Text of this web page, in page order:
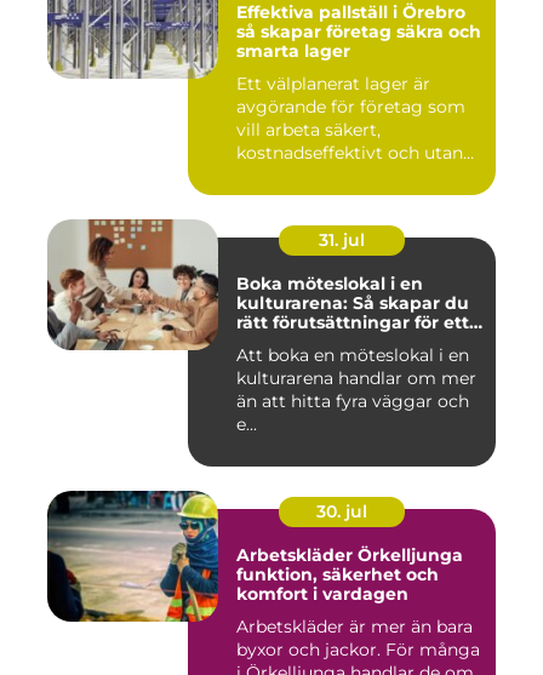
Effektiva pallställ i Örebro
så skapar företag säkra och
smarta lager
Ett välplanerat lager är
avgörande för företag som
vill arbeta säkert,
kostnadseffektivt och utan
31. jul
Boka möteslokal i en
kulturarena: Så skapar du
rätt förutsättningar för ett
Att boka en möteslokal i en
kulturarena handlar om mer
än att hitta fyra väggar och
e...
30. jul
Arbetskläder Örkelljunga
funktion, säkerhet och
komfort i vardagen
Arbetskläder är mer än bara
byxor och jackor. För många